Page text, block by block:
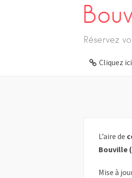
Réservez
Cliquez
L’aire de
Bouville
Mise à